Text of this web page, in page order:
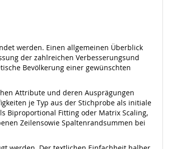
werden. Einen allgemeinen Überblick
der zahlreichen Verbesserungsund
Bevölkerung einer gewünschten
Attribute und deren Ausprägungen
je Typ aus der Stichprobe als initiale
Biproportional Fitting oder Matrix Scaling,
Zeilensowie Spaltenrandsummen bei